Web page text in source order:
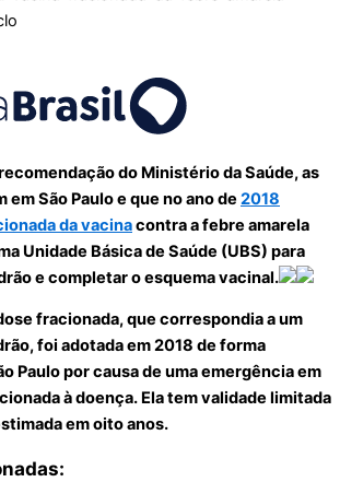
do Ministério da Saúde, as
São Paulo e que no ano de 2018
da vacinacontra a febre amarela
Unidade Básica de Saúde (UBS) para
e completar o esquema vacinal.
fracionada, que correspondia a um
foi adotada em 2018 de forma
Paulo por causa de uma emergência em
à doença. Ela tem validade limitada
em oito anos.